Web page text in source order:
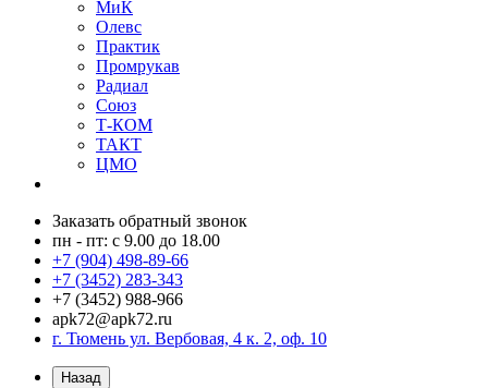
МиК
Олевс
Практик
Промрукав
Радиал
Союз
Т-КОМ
ТАКТ
ЦМО
Заказать обратный звонок
пн - пт: с 9.00 до 18.00
+7 (904) 498-89-66
+7 (3452) 283-343
+7 (3452) 988-966
apk72@apk72.ru
г. Тюмень ул. Вербовая, 4 к. 2, оф. 10
Назад